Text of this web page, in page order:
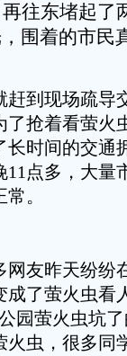
往东堵起了
围着的市民
到现场疏导
抢着看萤火
时间的交通
点多，大量
。
友昨天纷纷
了萤火虫看
园萤火虫坑
虫，很多同